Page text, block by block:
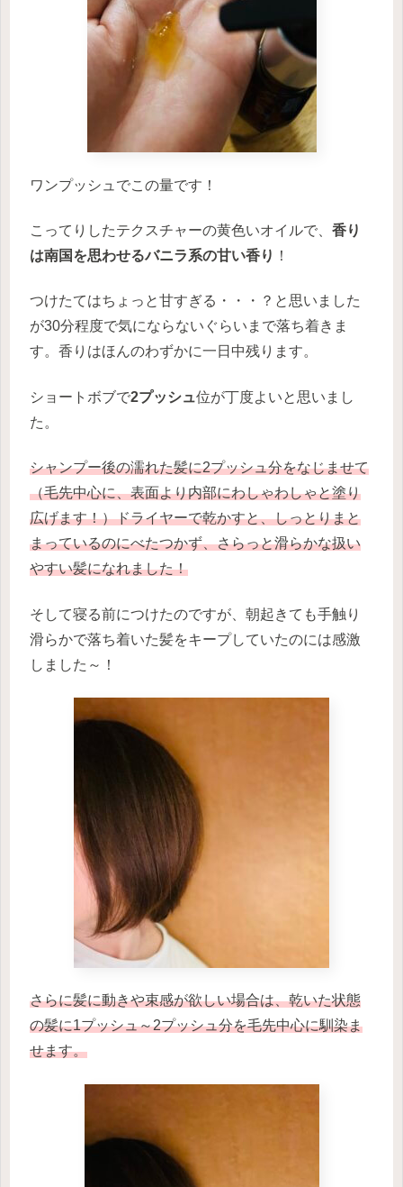
ワンプッシュでこの量です！
こってりしたテクスチャーの黄色いオイルで、 香り
は南国を思わせるバニラ系の甘い香り ！
つけたてはちょっと甘すぎる・・・？と思いました
が30分程度で気にならないぐらいまで落ち着きま
す。香りはほんのわずかに一日中残ります。
ショートボブで2プッシュ位が丁度よいと思いまし
た。
シャンプー後の濡れた髪に2プッシュ分をなじませて
（毛先中心に、表面より内部にわしゃわしゃと塗り
広げます！）ドライヤーで乾かすと、しっとりまと
まっているのにべたつかず、さらっと滑らかな扱い
やすい髪になれました！
そして寝る前につけたのですが、朝起きても手触り
滑らかで落ち着いた髪をキープしていたのには感激
しました～！
さらに髪に動きや束感が欲しい場合は、乾いた状態
の髪に1プッシュ～2プッシュ分を毛先中心に馴染ま
せます。